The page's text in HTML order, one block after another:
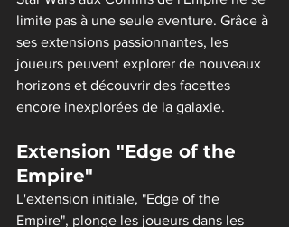
limite pas à une seule aventure. Grâce à
ses extensions passionnantes, les
joueurs peuvent explorer de nouveaux
horizons et découvrir des facettes
encore inexplorées de la galaxie.
Extension "Edge of the
Empire"
L'extension initiale, "Edge of the
Empire", plonge les joueurs dans les